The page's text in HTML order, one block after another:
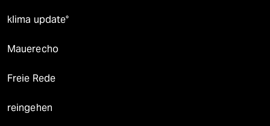
klima update°
Mauerecho
Freie Rede
reingehen